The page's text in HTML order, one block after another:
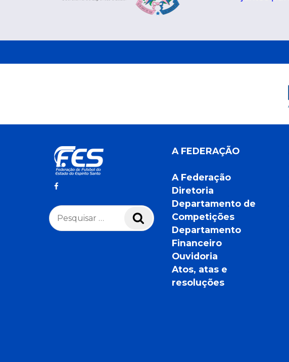
Pesquisar
por:
Pesquisar
A FEDERAÇÃO
A Federação
Diretoria
Departamento de
Competições
Departamento
Financeiro
Ouvidoria
Atos, atas e
resoluções